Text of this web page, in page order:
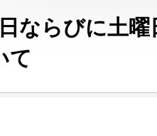
ならびに土
て